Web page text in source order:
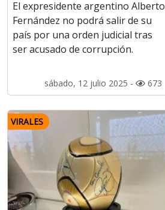
El expresidente argentino Alberto
Fernández no podrá salir de su
país por una orden judicial tras
ser acusado de corrupción.
sábado, 12 julio 2025 - 673
VIRALES